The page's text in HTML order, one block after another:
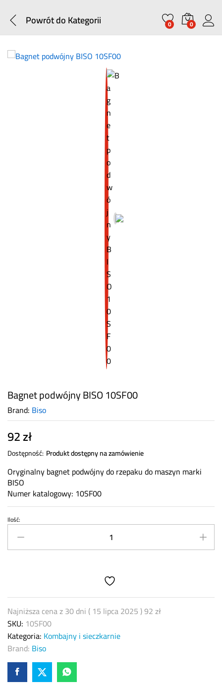
Powrót doKategorii 0 0
Bagnet podwójny BISO 10SF00
Brand: Biso
92zł
Dostępność: Produkt dostępny na zamówienie
Oryginalny bagnet podwójny do rzepaku do maszyn marki
BISO
Numer katalogowy: 10SF00
Bagnet
podwójny
BISO
Ilość:
Najniższa cena z 30 dni ( 15 lipca 2025)92zł
SKU: 10SF00
Kategoria: Kombajny i sieczkarnie
Brand: Biso